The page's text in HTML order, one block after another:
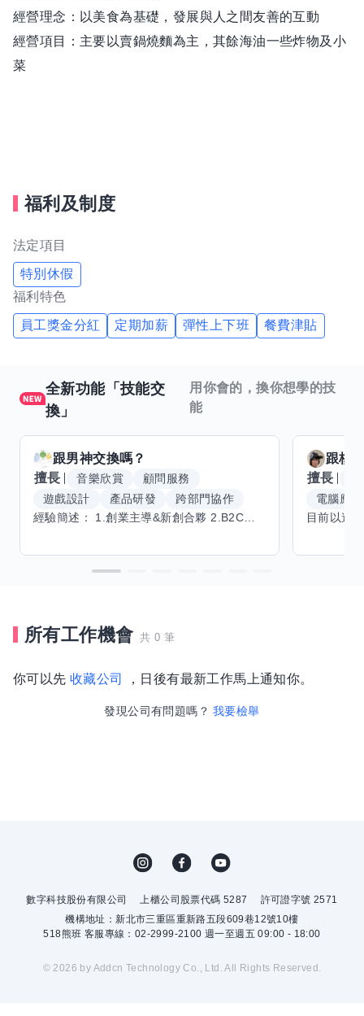
經營理念：以美食為基礎，發展與人之間友善的互動
經營項目：主要以賣鍋燒麵為主，其餘海油一些炸物及小
菜
福利及制度
法定項目
特別休假
福利特色
員工獎金分紅 定期加薪 彈性上下班 餐費津貼
全新功能「技能交
換」
用你會的，換你想學的技
能
跟男神交換嗎？
擅長
音樂欣賞
顧問服務
遊戲設計
產品研發
跨部門協作
跟核
擅長
電腦應
所有工作機會 共 0 筆
你可以先 收藏公司 ，日後有最新工作馬上通知你。
發現公司有問題嗎？ 我要檢舉
數字科技股份有限公司 上櫃公司股票代碼 5287
許可證字號 2571
機構地址：新北市三重區重新路五段609巷12號10樓
518熊班 客服專線：02-2999-2100 週一至週五 09:00 - 18:00
© 2026 by Addcn Technology Co., Ltd. All Rights Reserved.